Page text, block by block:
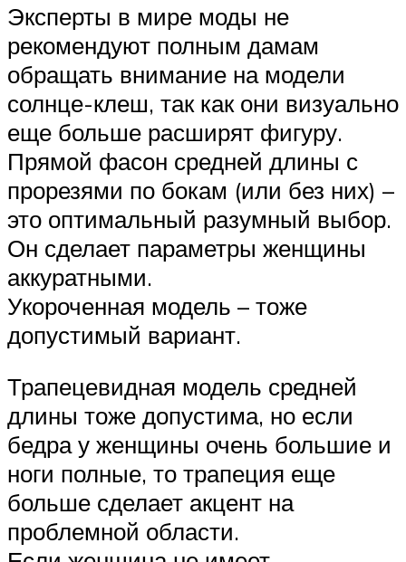
Эксперты в мире моды не
рекомендуют полным дамам
обращать внимание на модели
солнце-клеш, так как они визуально
еще больше расширят фигуру.
Прямой фасон средней длины с
прорезями по бокам (или без них) –
это оптимальный разумный выбор.
Он сделает параметры женщины
аккуратными.
Укороченная модель – тоже
допустимый вариант.
Трапецевидная модель средней
длины тоже допустима, но если
бедра у женщины очень большие и
ноги полные, то трапеция еще
больше сделает акцент на
проблемной области.